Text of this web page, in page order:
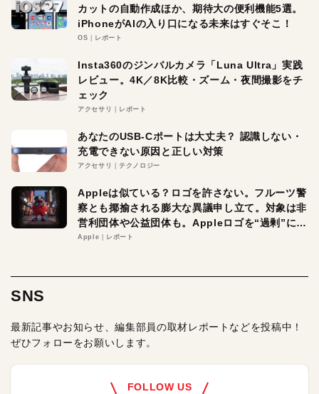
カットの自動作成ほか、期待大の便利機能5選。
iPhoneがAIの入り口になる未来はすぐそこ！
OS レポート
Insta360のジンバルカメラ「Luna Ultra」実践
レビュー。4K／8K比較・ズーム・夜間撮影をチ
ェック
アクセサリ レポート
あなたのUSB-Cポートは大丈夫？ 認識しない・
充電できない原因と正しい対策
アクセサリ テクノロジー
Appleは似ている？ロゴを許さない。フルーツ警
察とも揶揄される膨大な異議申し立て。対象は非
営利団体や公益団体も。Appleロゴを“過剰”に守
る理由とは
Apple レポート
SNS
最新記事やお知らせ、編集部員の取材レポートなどを投稿中！
ぜひフォローをお願いします。
FOLLOW US